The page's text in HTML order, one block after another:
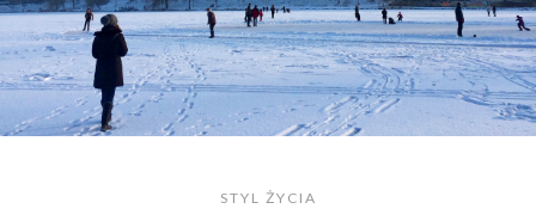
STYL ŻYCIA